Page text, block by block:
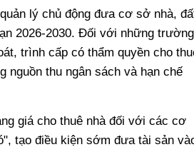
lý chủ động đưa cơ sở nhà,
2026-2030. Đối với những trường
trình cấp có thẩm quyền cho
nguồn thu ngân sách và hạn chế
giá cho thuê nhà đối với các cơ
tạo điều kiện sớm đưa tài sản